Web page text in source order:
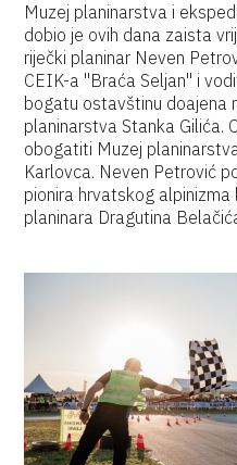
Muzej planinarstva i
dobio je ovih dana zaista
riječki planinar Neven
CEIK-a "Braća Seljan" i
bogatu ostavštinu doajena
planinarstva Stanka Gilića.
obogatiti Muzej
Karlovca. Neven Petrović
pionira hrvatskog
planinara Dragutina